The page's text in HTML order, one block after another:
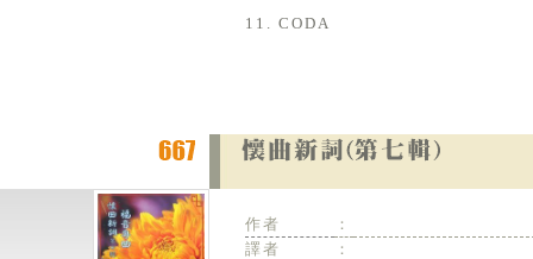
11. CODA
作者
：
譯者
：